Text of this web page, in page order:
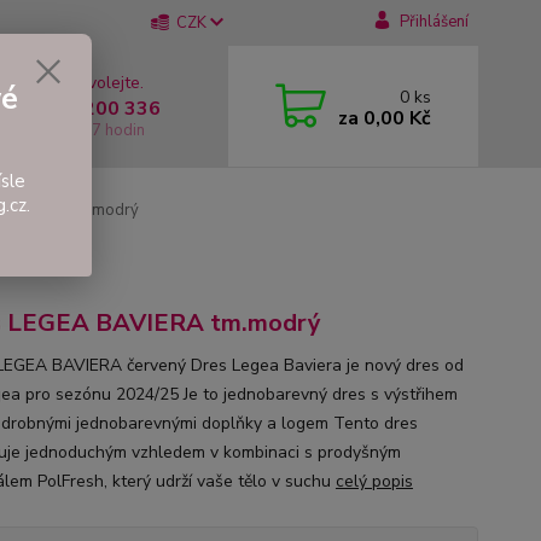
CZK Přihlášení
si rady? Zavolejte.
737 200 336
Pátek: 8 - 17 hodin
0 ks
za 0,00 Kč
tm.modrý
LEGEA BAVIERA tm.modrý
BAVIERA červený Dres Legea Baviera je nový dres od
pro sezónu 2024/25 Je to jednobarevný dres s výstřihem
jednobarevnými doplňky a logem Tento dres
jednoduchým vzhledem v kombinaci s prodyšným
PolFresh, který udrží vaše tělo v suchu celý popis